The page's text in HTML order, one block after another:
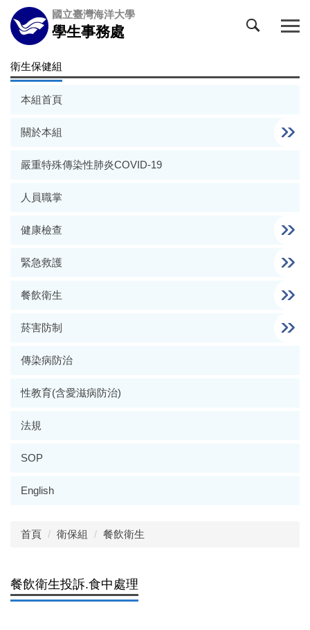
跳
到
主
內
國立臺灣海洋大學
學生事務處
衛生保健組
本組首頁
關於本組
嚴重特殊傳染性肺炎COVID-19
人員職掌
健康檢查
緊急救護
餐飲衛生
菸害防制
傳染病防治
性教育(含愛滋病防治)
法規
SOP
English
首頁 衛保組 餐飲衛生
餐飲衛生投訴.食中處理